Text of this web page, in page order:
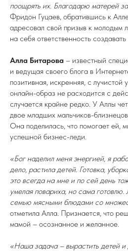
поощрять их. Благодарю матерей
Фридон Гуцаев, обратившись к
адресовал свой призыв к молодым
на себя ответственность
Алла Битарова – известный
и ведущая своего блога в
позитивная, искренняя, с лучистой
онлайн-образ не расходится с
случается крайне редко. У Аллы
двое младших мальчиков-
Она поделилась, что помогает ей,
успешной бизнес-леди.
«Бог наделил меня энергией, я
дело, растила детей. Готовка,
это всегда на мне и по сей день
умелая повариха, но сама
семью мясными блюдами со
отметила Алла. Признается, что
мамой – осознанное и желанное.
«Наша задача – вырастить детей и